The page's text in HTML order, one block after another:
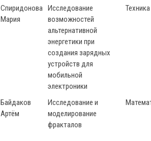
Спиридонова
Мария
Исследование
возможностей
альтернативной
энергетики при
создания зарядных
устройств для
мобильной
электроники
Техника
Байдаков
Артём
Исследование и
моделирование
фракталов